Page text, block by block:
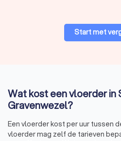
Start met
Wat kost een vloerder in
Gravenwezel?
Een vloerder kost per uur tussen
vloerder mag zelf de tarieven